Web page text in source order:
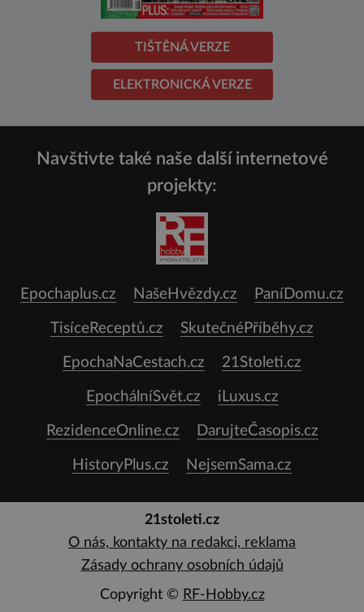
TIŠTĚNÁ VERZE
ELEKTRONICKÁ VERZE
Navštivte také naše další internetové
projekty:
Epochaplus.cz NašeHvězdy.cz PaníDomu.cz
TisíceReceptů.cz SkutečnéPříběhy.cz
EpochaNaCestach.cz 21Stoleti.cz
EpochálníSvět.cz iLuxus.cz
RezidenceOnline.cz DarujteČasopis.cz
HistoryPlus.cz NejsemSama.cz
21stoleti.cz
O nás, kontakty na redakci, reklama
Zásady ochrany osobních údajů
Copyright © RF-Hobby.cz